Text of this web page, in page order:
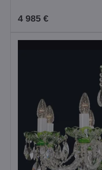
4 985 €